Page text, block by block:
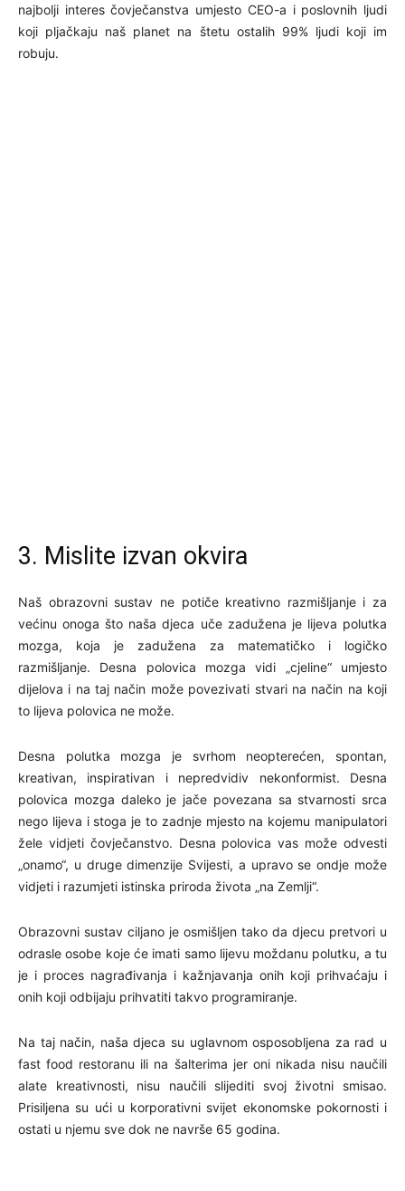
najbolji interes čovječanstva umjesto CEO-a i poslovnih ljudi
koji pljačkaju naš planet na štetu ostalih 99% ljudi koji im
robuju.
3. Mislite izvan okvira
Naš obrazovni sustav ne potiče kreativno razmišljanje i za
većinu onoga što naša djeca uče zadužena je lijeva polutka
mozga, koja je zadužena za matematičko i logičko
razmišljanje. Desna polovica mozga vidi „cjeline“ umjesto
dijelova i na taj način može povezivati stvari na način na koji
to lijeva polovica ne može.
Desna polutka mozga je svrhom neopterećen, spontan,
kreativan, inspirativan i nepredvidiv nekonformist. Desna
polovica mozga daleko je jače povezana sa stvarnosti srca
nego lijeva i stoga je to zadnje mjesto na kojemu manipulatori
žele vidjeti čovječanstvo. Desna polovica vas može odvesti
„onamo“, u druge dimenzije Svijesti, a upravo se ondje može
vidjeti i razumjeti istinska priroda života „na Zemlji“.
Obrazovni sustav ciljano je osmišljen tako da djecu pretvori u
odrasle osobe koje će imati samo lijevu moždanu polutku, a tu
je i proces nagrađivanja i kažnjavanja onih koji prihvaćaju i
onih koji odbijaju prihvatiti takvo programiranje.
Na taj način, naša djeca su uglavnom osposobljena za rad u
fast food restoranu ili na šalterima jer oni nikada nisu naučili
alate kreativnosti, nisu naučili slijediti svoj životni smisao.
Prisiljena su ući u korporativni svijet ekonomske pokornosti i
ostati u njemu sve dok ne navrše 65 godina.